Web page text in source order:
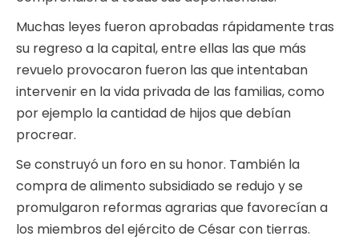
Muchas leyes fueron aprobadas rápidamente tras
su regreso a la capital, entre ellas las que más
revuelo provocaron fueron las que intentaban
intervenir en la vida privada de las familias, como
por ejemplo la cantidad de hijos que debían
procrear.
Se construyó un foro en su honor. También la
compra de alimento subsidiado se redujo y se
promulgaron reformas agrarias que favorecían a
los miembros del ejército de César con tierras.